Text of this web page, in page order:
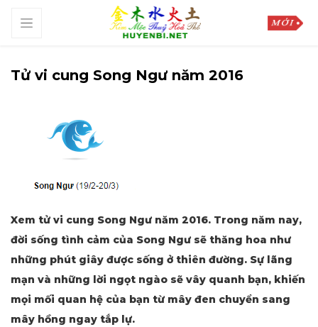
Tử vi cung Song Ngư năm 2016
Xem tử vi cung Song Ngư năm 2016. Trong năm nay,
đời sống tình cảm của Song Ngư sẽ thăng hoa như
những phút giây được sống ở thiên đường. Sự lãng
mạn và những lời ngọt ngào sẽ vây quanh bạn, khiến
mọi mối quan hệ của bạn từ mây đen chuyển sang
mây hồng ngay tắp lự.